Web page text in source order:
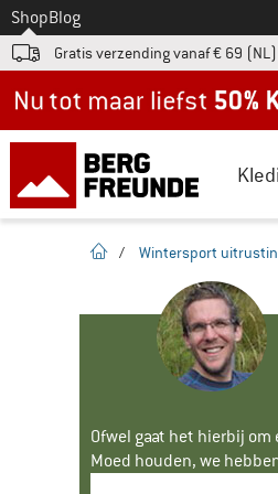
Naar
ShopBlog
Gratis verzending vanaf € 69 (NL)
Startpagina
/ Wintersport
Ofwel gaat het hierbij
Moed houden, we